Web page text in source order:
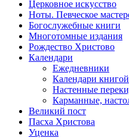
Церковное искусство
Ноты. Певческое
Богослужебные книги
Многотомные издания
Рождество Христово
Календари
Ежедневники
Календари книгой
Настенные
Карманные,
Великий пост
Пасха Христова
Уценка